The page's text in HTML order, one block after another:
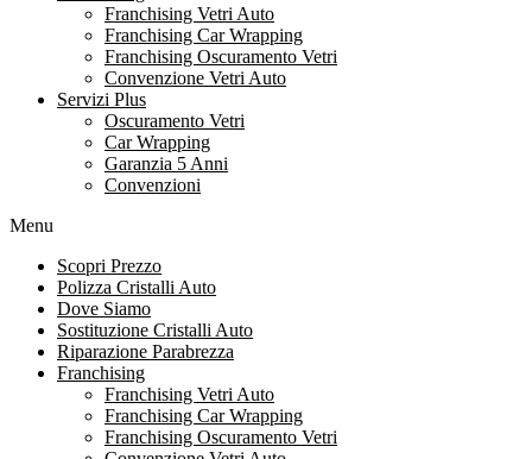
Franchising Vetri Auto
Franchising Car Wrapping
Franchising Oscuramento Vetri
Convenzione Vetri Auto
Servizi Plus
Oscuramento Vetri
Car Wrapping
Garanzia 5 Anni
Convenzioni
Menu
Scopri Prezzo
Polizza Cristalli Auto
Dove Siamo
Sostituzione Cristalli Auto
Riparazione Parabrezza
Franchising
Franchising Vetri Auto
Franchising Car Wrapping
Franchising Oscuramento Vetri